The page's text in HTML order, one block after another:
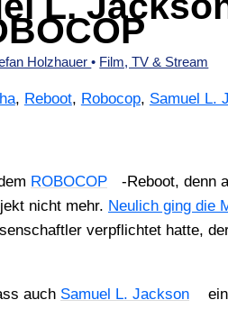
Holzhauer• Film, TV & Stream
, Reboot, Robocop, Samuel L.
ROBOCOP
-Reboot, denn
nicht mehr. Neu­lich ging die
ver­pflich­tet hat­te,
auch Samu­el L. Jack­son